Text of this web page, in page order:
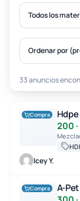
Todos los
Ordenar por
33 anuncios
Hdpe Drums
Compra
200
Icey Y.
A-Pet Fines,
Compra
A-